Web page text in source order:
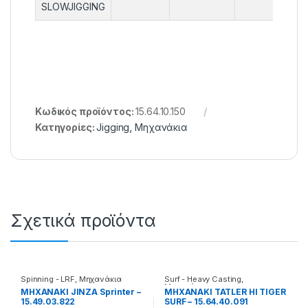
SLOWJIGGING
Κωδικός προϊόντος:15.64.10.150
Κατηγορίες:Jigging, Μηχανάκια
Σχετικά προϊόντα
Spinning - LRF, Μηχανάκια
ΜΗΧΑΝΑΚΙ JINZA Sprinter –
15.49.03.822
Surf - Heavy Casting,
Μηχανάκια
ΜΗΧΑΝΑΚΙ TATLER HI TIGER
SURF – 15.64.40.091